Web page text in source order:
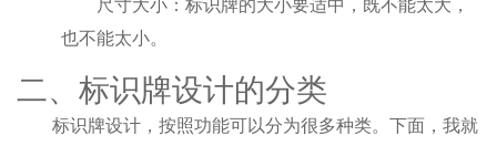
尺寸大小：标识牌的大小要适中，既不能太大，
也不能太小。
二、标识牌设计的分类
标识牌设计，按照功能可以分为很多种类。下面，我就